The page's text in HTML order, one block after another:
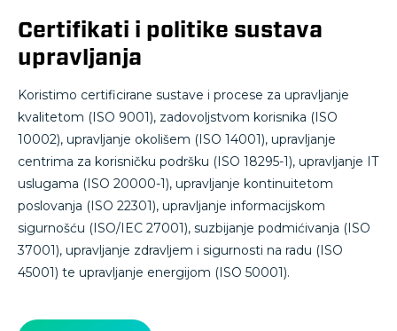
Certifikati i politike sustava
upravljanja
Koristimo certificirane sustave i procese za upravljanje
kvalitetom (ISO 9001), zadovoljstvom korisnika (ISO
10002), upravljanje okolišem (ISO 14001), upravljanje
centrima za korisničku podršku (ISO 18295-1), upravljanje IT
uslugama (ISO 20000-1), upravljanje kontinuitetom
poslovanja (ISO 22301), upravljanje informacijskom
sigurnošću (ISO/IEC 27001), suzbijanje podmićivanja (ISO
37001), upravljanje zdravljem i sigurnosti na radu (ISO
45001) te upravljanje energijom (ISO 50001).